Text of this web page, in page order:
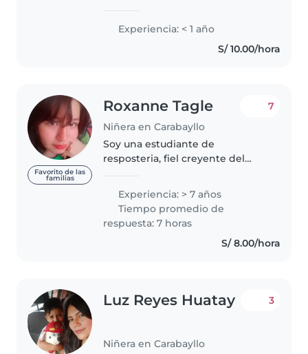
inicial hasta secundaria y
actualmente estoy en mi 7mo
Experiencia: < 1 año
S/ 10.00/hora
Favorito de las
familias
Roxanne Tagle
Niñera en Carabayllo
7
Soy una estudiante de
resposteria, fiel creyente del
respetuosa más no permisiva.
Gozo de la capacidad para
orientarlos por mi experiencia
en la carrera..
Experiencia: > 7 años
Tiempo promedio de
respuesta: 7 horas
S/ 8.00/hora
Luz Reyes Huatay
Niñera en Carabayllo
3